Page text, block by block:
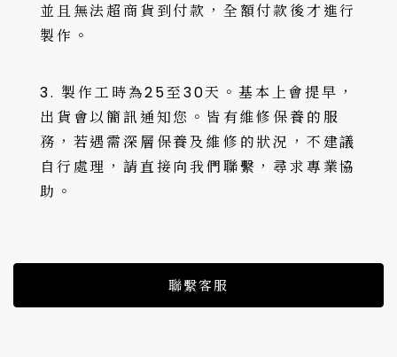
並且無法超商貨到付款，全額付款後才進行
製作。
3. 製作工時為25至30天。基本上會提早，
出貨會以簡訊通知您。皆有維修保養的服
務，若遇需深層保養及維修的狀況，不建議
自行處理，請直接向我們聯繫，尋求專業協
助。
聯繫客服